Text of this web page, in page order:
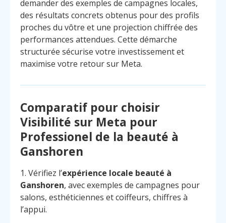
demander des exemples de campagnes locales,
des résultats concrets obtenus pour des profils
proches du vôtre et une projection chiffrée des
performances attendues. Cette démarche
structurée sécurise votre investissement et
maximise votre retour sur Meta.
Comparatif pour choisir
Visibilité sur Meta pour
Professionel de la beauté à
Ganshoren
1. Vérifiez l’expérience locale beauté à
Ganshoren, avec exemples de campagnes pour
salons, esthéticiennes et coiffeurs, chiffres à
l’appui.